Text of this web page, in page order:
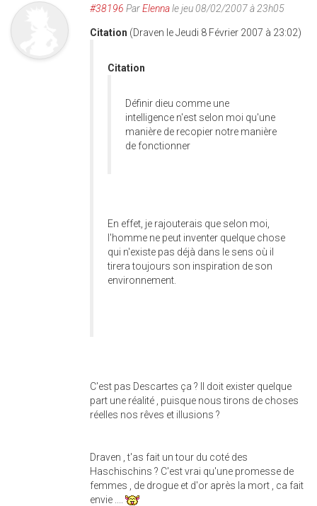
#38196 ParElennale jeu 08/02/2007 à 23h05
Citation (Draven le Jeudi 8 Février 2007 à 23:02)
Citation
Définir dieu comme une
intelligence n'est selon moi qu'une
manière de recopier notre manière
de fonctionner
En effet, je rajouterais que selon moi,
l'homme ne peut inventer quelque chose
qui n'existe pas déjà dans le sens où il
tirera toujours son inspiration de son
environnement.
C'est pas Descartes ça ? Il doit exister quelque
part une réalité , puisque nous tirons de choses
réelles nos rêves et illusions ?
Draven , t'as fait un tour du coté des
Haschischins ? C'est vrai qu'une promesse de
femmes , de drogue et d'or après la mort , ca fait
envie ....